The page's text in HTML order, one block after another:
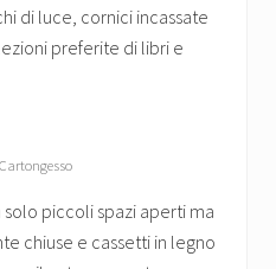
di luce, cornici incassate
preferite di libri e
piccoli spazi aperti ma
chiuse e cassetti in legno